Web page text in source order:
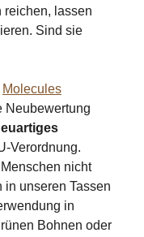
reichen, lassen
Sind sie
Molecules
Neubewertung
Verordnung.
nicht
in unseren Tassen
in
Bohnen oder